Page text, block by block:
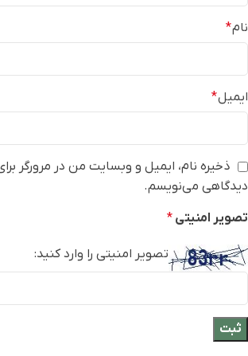
نام*
ایمیل*
ذخیره نام، ایمیل و وبسایت من در مرورگر
دیدگاهی می‌نویسم.
تصویر امنیتی *
تصویر امنیتی را وارد کنید: